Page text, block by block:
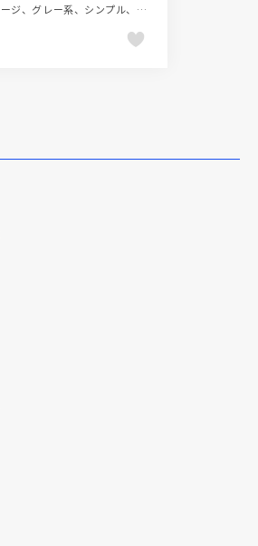
LP・特集ページ、グレー系、シンプル、スタイリッシュ、タイポグラフィー、デザイン・アート・音楽・文芸、単色・モノクロ